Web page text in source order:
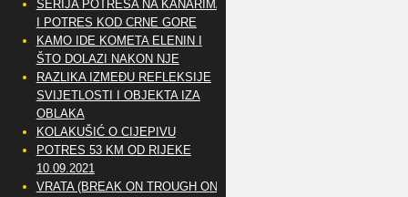
SERIJA POTRESA NA KANARIMA
I POTRES KOD CRNE GORE
KAMO IDE KOMETA ELENIN I
ŠTO DOLAZI NAKON NJE
RAZLIKA IZMEĐU REFLEKSIJE
SVIJETLOSTI I OBJEKTA IZA
OBLAKA
KOLAKUŠIĆ O CIJEPIVU
POTRES 53 KM OD RIJEKE
10.09.2021
VRATA (BREAK ON TROUGH ON